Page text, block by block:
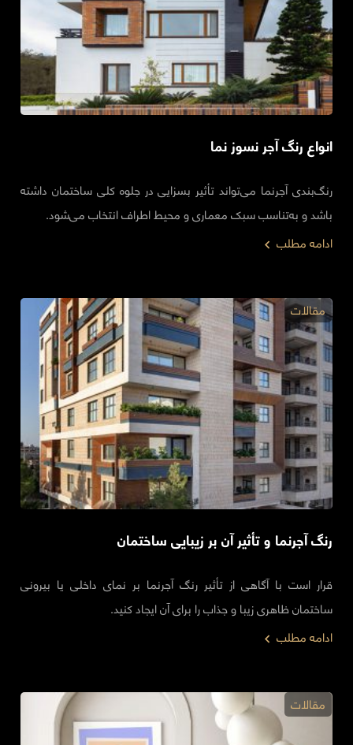
انواع رنگ آجر نسوز نما
رنگ‌بندی آجرنما می‌تواند تأثیر بسزایی در جلوه کلی ساختمان داشته
باشد و به‌تناسب سبک معماری و محیط اطراف انتخاب می‌شود.
ادامه مطلب
رنگ آجرنما و تأثیر آن بر زیبایی ساختمان
قرار است با آگاهی از تأثیر رنگ آجرنما بر نمای داخلی یا بیرونی
ساختمان ظاهری زیبا و جذاب را برای آن ایجاد کنید.
مقالات
ادامه مطلب
مقالات